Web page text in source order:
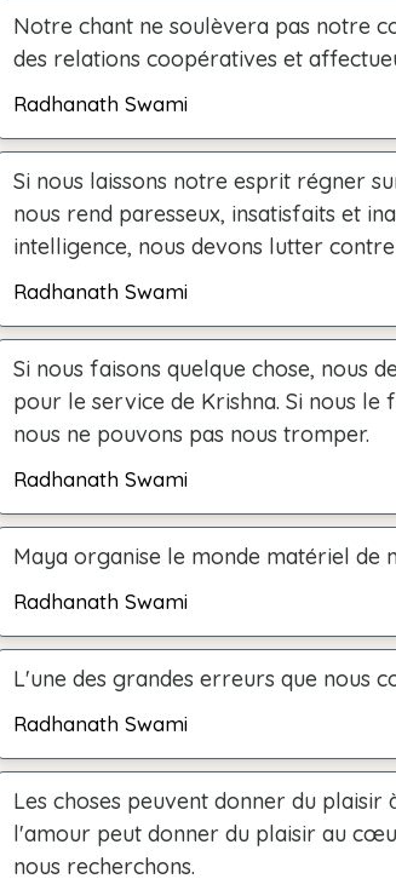
Notre chant ne soulèvera pas notre
des relations coopératives et
Radhanath Swami
Si nous laissons notre esprit régner
nous rend paresseux, insatisfaits et
intelligence, nous devons lutter
Radhanath Swami
Si nous faisons quelque chose, nous
pour le service de Krishna. Si nous le
nous ne pouvons pas nous tromper.
Radhanath Swami
Maya organise le monde matériel de
Radhanath Swami
L'une des grandes erreurs que nous
Radhanath Swami
Les choses peuvent donner du plaisir
l'amour peut donner du plaisir au
nous recherchons.